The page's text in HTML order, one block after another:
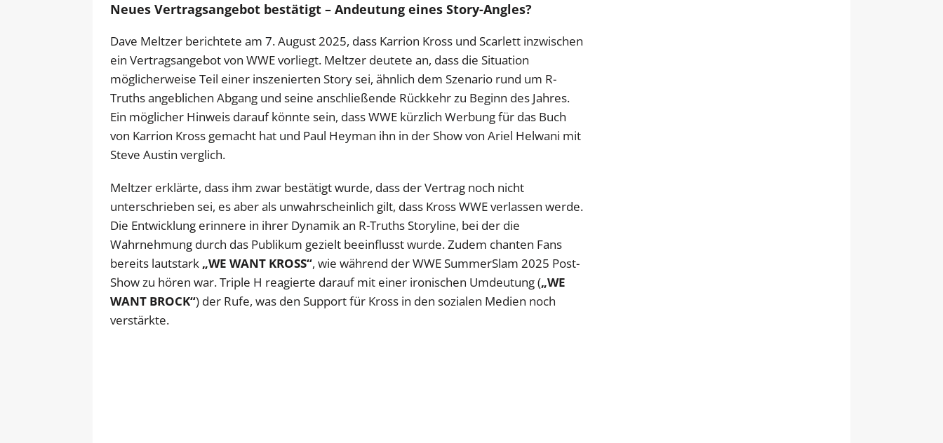
Neues Vertragsangebot bestätigt – Andeutung eines Story-Angles?
Dave Meltzer berichtete am 7. August 2025, dass Karrion Kross und Scarlett inzwischen
ein Vertragsangebot von WWE vorliegt. Meltzer deutete an, dass die Situation
möglicherweise Teil einer inszenierten Story sei, ähnlich dem Szenario rund um R-
Truths angeblichen Abgang und seine anschließende Rückkehr zu Beginn des Jahres.
Ein möglicher Hinweis darauf könnte sein, dass WWE kürzlich Werbung für das Buch
von Karrion Kross gemacht hat und Paul Heyman ihn in der Show von Ariel Helwani mit
Steve Austin verglich.
Meltzer erklärte, dass ihm zwar bestätigt wurde, dass der Vertrag noch nicht
unterschrieben sei, es aber als unwahrscheinlich gilt, dass Kross WWE verlassen werde.
Die Entwicklung erinnere in ihrer Dynamik an R-Truths Storyline, bei der die
Wahrnehmung durch das Publikum gezielt beeinflusst wurde. Zudem chanten Fans
bereits lautstark „WE WANT KROSS“, wie während der WWE SummerSlam 2025 Post-
Show zu hören war. Triple H reagierte darauf mit einer ironischen Umdeutung („WE
WANT BROCK“) der Rufe, was den Support für Kross in den sozialen Medien noch
verstärkte.